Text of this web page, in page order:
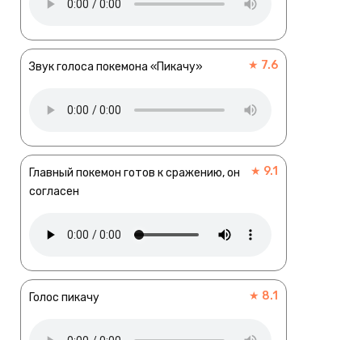
Звук голоса покемона «Пикачу» ★ 7.6
Главный покемон готов к сражению, он
согласен
★ 9.1
Голос пикачу ★ 8.1